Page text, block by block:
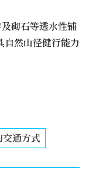
砌石等透水性铺
然山径健行能力
通方式